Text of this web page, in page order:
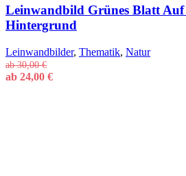
Leinwandbild Grünes Blatt Auf
Hintergrund
Leinwandbilder, Thematik, Natur
ab30,00€
ab 24,00 €